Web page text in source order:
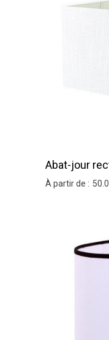
Abat-jour
À partir de : 50